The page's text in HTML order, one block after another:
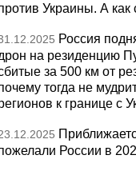
Украины. А как
Россия
на резиденцию
за 500 км от
тогда не
к границе с
России в